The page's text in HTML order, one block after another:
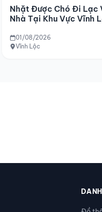
Nhặt Được Chó Đi Lạc
Nhà Tại Khu Vực Vĩnh
01/08/2026
Vĩnh Lộc